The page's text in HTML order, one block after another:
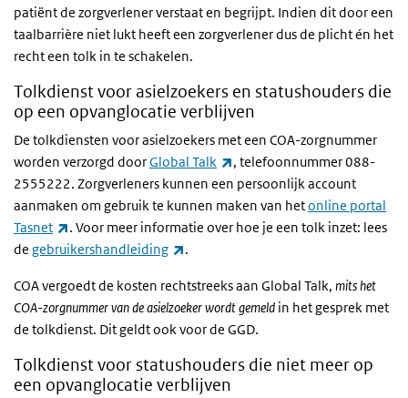
patiënt de zorgverlener verstaat en begrijpt. Indien dit door een
taalbarrière niet lukt heeft een zorgverlener dus de plicht én het
recht een tolk in te schakelen.
Tolkdienst voor asielzoekers en statushouders die
op een opvanglocatie verblijven
De tolkdiensten voor asielzoekers met een COA-zorgnummer
worden verzorgd doorGlobal Talk (externe link)
, telefoonnummer 088-
2555222. Zorgverleners kunnen een persoonlijk account
aanmaken om gebruik te kunnen maken van hetonline portal
Tasnet
(externe link)
. Voor meer informatie over hoe je een tolk inzet: lees
de gebruikershandleiding (externe link)
.
COA vergoedt de kosten rechtstreeks aan Global Talk, mits het
COA-zorgnummer van de asielzoeker wordt gemeld in het gesprek met
de tolkdienst. Dit geldt ook voor de GGD.
Tolkdienst voor statushouders die niet meer op
een opvanglocatie verblijven